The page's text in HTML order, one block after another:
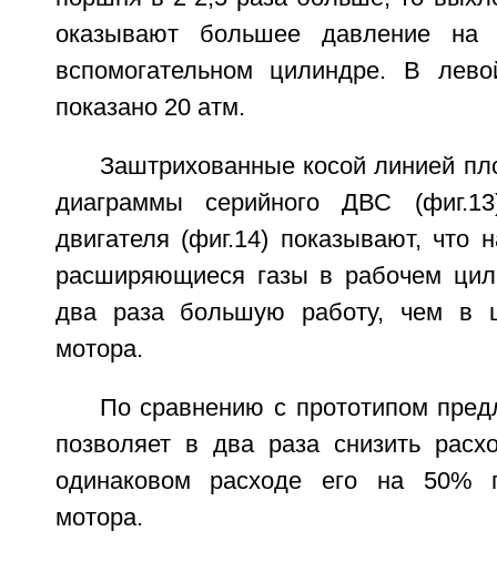
оказывают большее давление
вспомогательном цилиндре. В
показано 20 атм.
Заштрихованные косой линией
диаграммы серийного ДВС
двигателя (фиг.14) показывают, что
расширяющиеся газы в рабочем
два раза большую работу, чем в
мотора.
По сравнению с прототипом
позволяет в два раза снизить
одинаковом расходе его на 50%
мотора.